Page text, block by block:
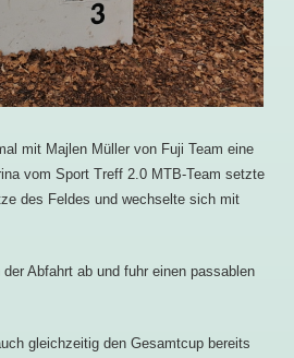
mit Majlen Müller von Fuji Team eine
vom Sport Treff 2.0 MTB-Team setzte
des Feldes und wechselte sich mit
Abfahrt ab und fuhr einen passablen
gleichzeitig den Gesamtcup bereits